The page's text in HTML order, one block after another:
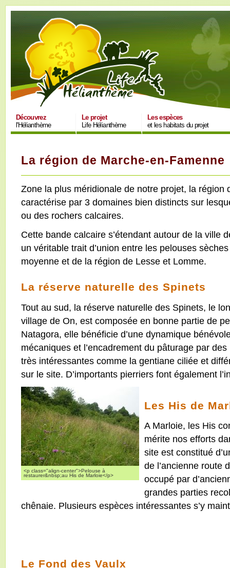
Découvrez
l'Hélianthème
Le projet
Life Hélianthème
Les espèces
et les habitats du projet
La région de Marche-en-Famenne
Zone la plus méridionale de notre projet, la région
caractérise par 3 domaines bien distincts sur
ou des rochers calcaires.
Cette bande calcaire s’étendant autour de la ville
un véritable trait d’union entre les pelouses
moyenne et de la région de Lesse et Lomme.
La réserve naturelle des Spinets
Tout au sud, la réserve naturelle des Spinets, le
village de On, est composée en bonne partie de
Natagora, elle bénéficie d’une dynamique
mécaniques et l’encadrement du pâturage par
très intéressantes comme la gentiane ciliée et
sur le site. D’importants pierriers font également
<p class="align-center">Pelouse à
restaurer&nbsp;au His de Marloie</p>
Les His de
A Marloie, les His
mérite nos efforts
site est constitué
de l’ancienne route
occupé par
grandes parties
chênaie. Plusieurs espèces intéressantes s’y
Le Fond des Vaulx